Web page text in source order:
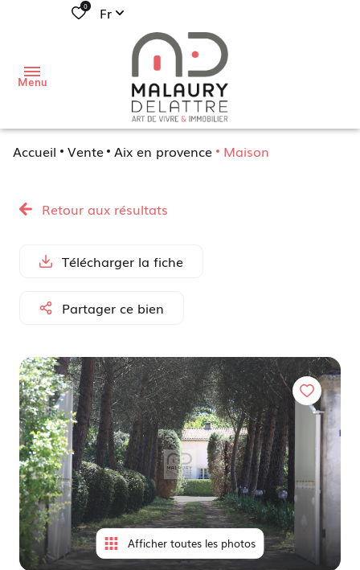
0 Fr
Menu
acheter
Mon
Mon local
investissement
locatif
Déjà
vendus
vendre
de
à
moi
Accueil Vente Aix en provence Maison
Retour aux résultats
Télécharger la fiche
Partager ce bien
Afficher toutes les photos